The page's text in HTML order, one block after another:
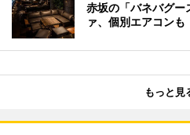
赤坂の「バネバグ
ァ、個別エアコンも
もっと見